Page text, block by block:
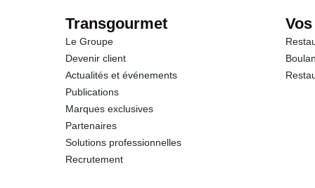
Transgourmet
Le Groupe
Devenir client
Actualités et événements
Publications
Marques exclusives
Partenaires
Solutions professionnelles
Recrutement